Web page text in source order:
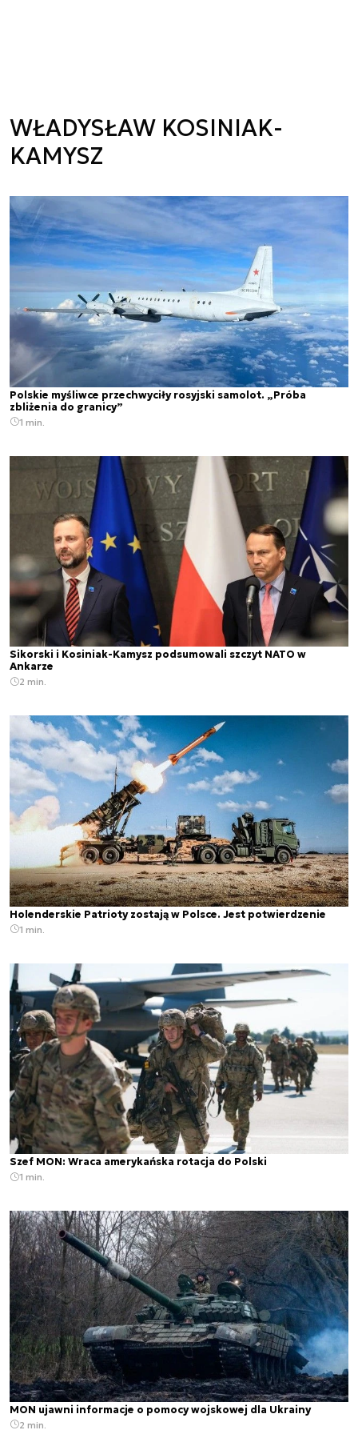
WŁADYSŁAW KOSINIAK-
KAMYSZ
Polskie myśliwce przechwyciły rosyjski samolot. „Próba
zbliżenia do granicy”
1 min.
Sikorski i Kosiniak-Kamysz podsumowali szczyt NATO w
Ankarze
2 min.
Holenderskie Patrioty zostają w Polsce. Jest potwierdzenie
1 min.
Szef MON: Wraca amerykańska rotacja do Polski
1 min.
MON ujawni informacje o pomocy wojskowej dla Ukrainy
2 min.